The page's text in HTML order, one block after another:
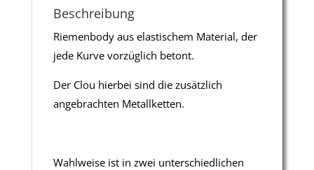
Beschreibung
Riemenbody aus elastischem Material, der
jede Kurve vorzüglich betont.
Der Clou hierbei sind die zusätzlich
angebrachten Metallketten.
Wahlweise ist in zwei unterschiedlichen